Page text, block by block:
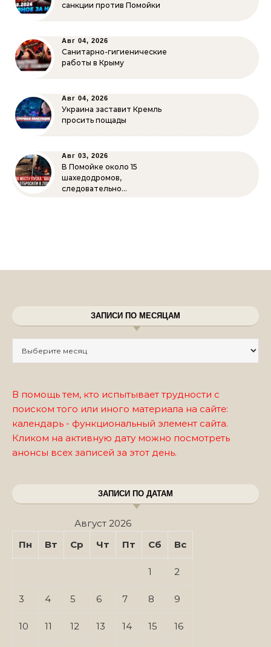
санкции против Помойки
Авг 04, 2026
Санитарно-гигиенические
работы в Крыму
Авг 04, 2026
Украина заставит Кремль
просить пощады
Авг 03, 2026
В Помойке около 15
шахедодромов,
следовательно…
ЗАПИСИ ПО МЕСЯЦАМ
В помощь тем, кто испытывает трудности с
поиском того или иного материала на сайте:
календарь - функциональный элемент сайта.
Кликом на активную дату можно посмотреть
анонсы всех записей за этот день.
ЗАПИСИ ПО ДАТАМ
Август 2026
Пн
Вт Ср Чт Пт Сб Вс
1 2
3 4 5 6 7 8 9
10 11 12 13 14 15 16